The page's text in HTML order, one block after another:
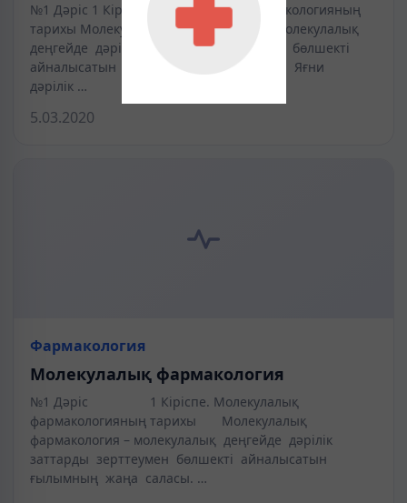
№1 Дәріс 1 Кіріспе. Молекулалық фармакологияның
тарихы Молекулалық фармакология – молекулалық
деңгейде дәрілік заттарды зерттеумен бөлшекті
айналысатын ғылымның жаңа саласы. Яғни
дәрілік …
5.03.2020
Фармакология
Молекулалық фармакология
№1 Дәріс 1 Кіріспе. Молекулалық
фармакологияның тарихы Молекулалық
фармакология – молекулалық деңгейде дәрілік
заттарды зерттеумен бөлшекті айналысатын
ғылымның жаңа саласы. …